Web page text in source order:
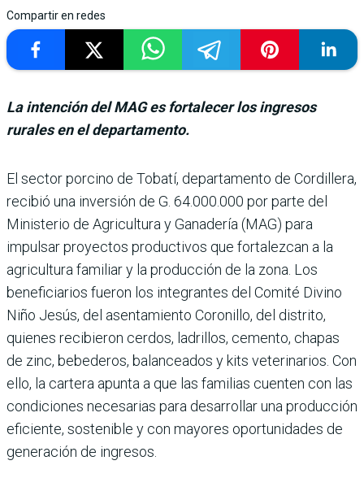
Compartir en redes
La intención del MAG es fortalecer los ingresos
rurales en el departamento.
El sector porcino de Tobatí, departamento de Cordillera,
recibió una inversión de G. 64.000.000 por parte del
Minis­terio de Agricultura y Ganadería (MAG) para
impulsar proyectos productivos que fortalezcan a la
agricultura familiar y la pro­ducción de la zona. Los
benefi­ciarios fueron los integrantes del Comité Divino
Niño Jesús, del asentamiento Coronillo, del distrito,
quienes recibieron cer­dos, ladrillos, cemento, chapas
de zinc, bebederos, balanceados y kits veterinarios. Con
ello, la cartera apunta a que las fami­lias cuenten con las
condiciones necesarias para desarrollar una producción
eficiente, sostenible y con mayores oportunidades de
generación de ingresos.